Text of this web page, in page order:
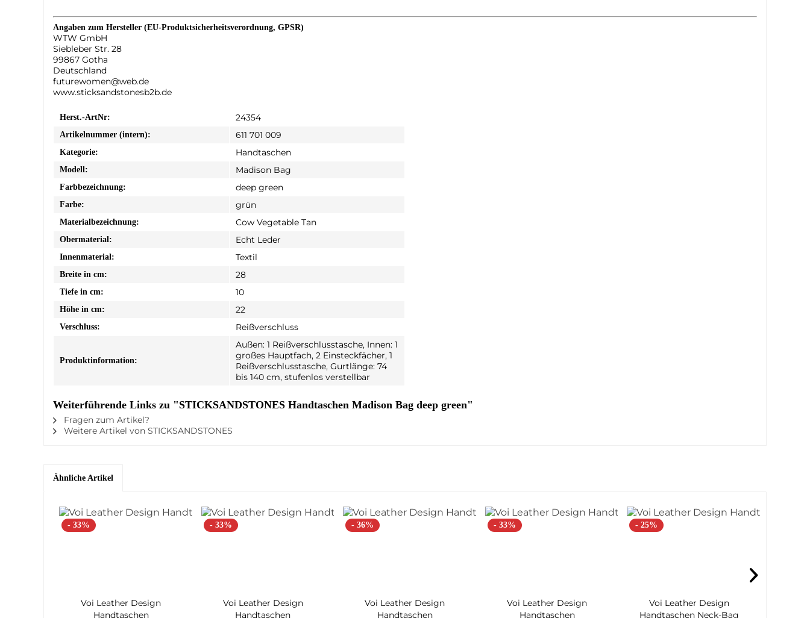
Angaben zum Hersteller (EU-Produktsicherheitsverordnung, GPSR)
WTW GmbH
Siebleber Str. 28
99867 Gotha
Deutschland
futurewomen@web.de
www.sticksandstonesb2b.de
Herst.-ArtNr: 24354
Artikelnummer (intern): 611 701 009
Kategorie: Handtaschen
Modell: Madison Bag
Farbbezeichnung: deep green
Farbe: grün
Materialbezeichnung: Cow Vegetable Tan
Obermaterial: Echt Leder
Innenmaterial: Textil
Breite in cm: 28
Tiefe in cm: 10
Höhe in cm: 22
Verschluss: Reißverschluss
Produktinformation:
Außen: 1 Reißverschlusstasche, Innen: 1
großes Hauptfach, 2 Einsteckfächer, 1
Reißverschlusstasche, Gurtlänge: 74
bis 140 cm, stufenlos verstellbar
Weiterführende Links zu "STICKSANDSTONES Handtaschen Madison Bag deep green"
Fragen zum Artikel?
Weitere Artikel von STICKSANDSTONES
Ähnliche Artikel
- 33%
Voi Leather Design
Handtaschen
- 33%
Voi Leather Design
Handtaschen
- 36%
Voi Leather Design
Handtaschen
- 33%
Voi Leather Design
Handtaschen
- 25%
Voi Leather Design
Handtaschen Neck-Bag